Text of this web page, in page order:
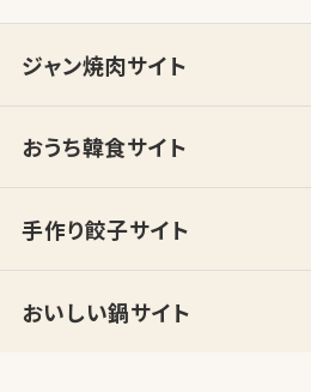
ジャン焼肉サイト
おうち韓食サイト
手作り餃子サイト
おいしい鍋サイト